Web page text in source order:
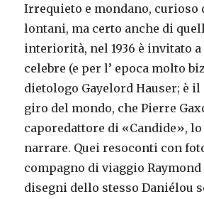
Irrequieto e mondano, curioso
lontani, ma certo anche di
interiorità, nel 1936 è invitato
celebre (e per l’ epoca molto
dietologo Gayelord Hauser; è
giro del mondo, che Pierre
caporedattore di «Candide»,
narrare. Quei resoconti con
compagno di viaggio
disegni dello stesso Daniélou